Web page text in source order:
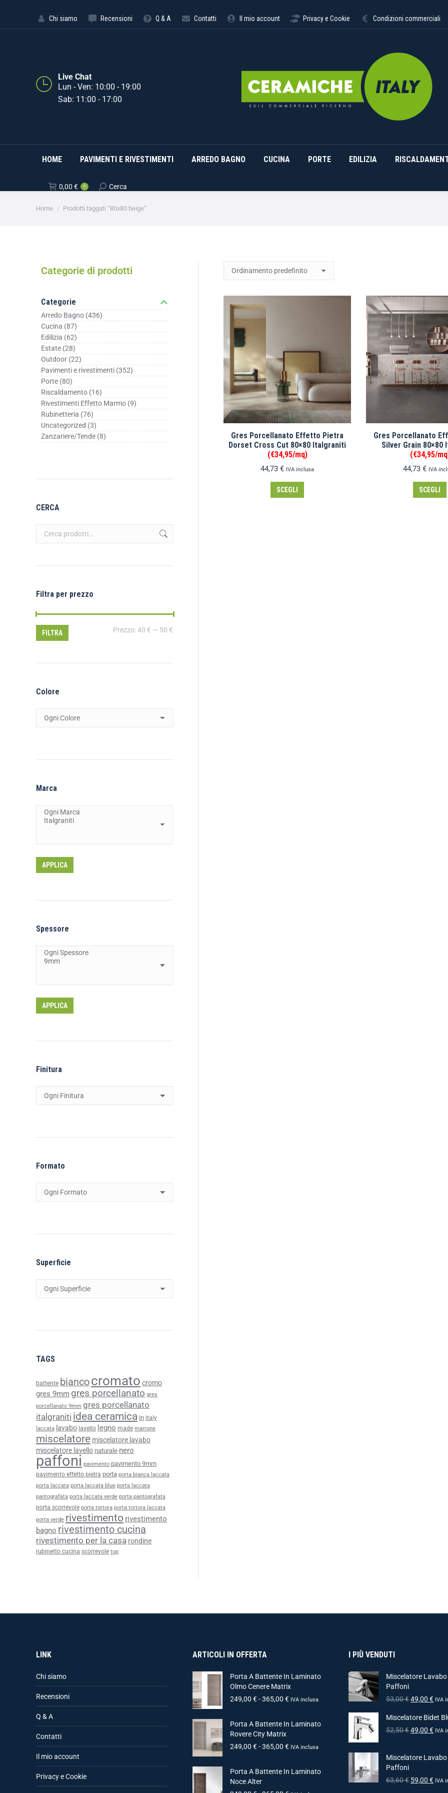
Chi siamo Recensioni Q & A Contatti Il mio account Privacy e Cookie Condizioni commerciali
Live Chat
Lun - Ven: 10:00 - 19:00
Sab: 11:00 - 17:00
HOME PAVIMENTI E RIVESTIMENTI ARREDO BAGNO CUCINA PORTE EDILIZIA
0,00 € 0 Cerca
Tu sei qui:
Home Prodotti taggati “80x80 beige”
Gres Porcellanato Effetto Pietra
Dorset Cross Cut 80×80 Italgraniti
(€34,95/mq)
44,73 € IVA inclusa
SCEGLI
Gres Porcellanato
Silver Grain 80×80
(€34,95/
44,73 € IVA
SCEGLI
Categorie di prodotti
Categorie
Arredo Bagno (436)
Cucina (87)
Edilizia (62)
Estate (28)
Outdoor (22)
Pavimenti e rivestimenti (352)
Porte (80)
Riscaldamento (16)
Rivestimenti Effetto Marmo (9)
Rubinetteria (76)
Uncategorized (3)
Zanzariere/Tende (8)
CERCA
Filtra per prezzo
FILTRA Prezzo:40 € — 50 €
Colore
Marca
APPLICA
Spessore
APPLICA
Finitura
Formato
Superficie
TAGS
battente biancocromato cromo
gres 9mm gres porcellanato gres
porcellanato 9mm gres porcellanato
italgraniti idea ceramica in italy
laccata lavabo lavello legno made marrone
miscelatore miscelatore lavabo
miscelatore lavello naturale nero
paffoni pavimento pavimento 9mm
pavimento effetto pietra porta porta bianca laccata
porta laccata porta laccata blue porta laccata
pantografata porta laccata verde porta pantografata
porta scorrevole porta tortora porta tortora laccata
porta verde rivestimento rivestimento
bagno rivestimento cucina
rivestimento per la casa rondine
rubinetto cucina scorrevole top
LINK
Chi siamo
Recensioni
Q & A
Contatti
Il mio account
Privacy e Cookie
ARTICOLI IN OFFERTA
Porta A Battente In Laminato
Olmo Cenere Matrix
249,00 € - 365,00 € IVA inclusa
Porta A Battente In Laminato
Rovere City Matrix
249,00 € - 365,00 € IVA inclusa
Porta A Battente In Laminato
Noce Alter
I PIÙ VENDUTI
Miscelatore Lavabo
Paffoni
53,00€49,00 € IVA
Miscelatore Bidet
52,50€49,00 € IVA
Miscelatore Lavabo
Paffoni
63,60€ 59,00 € IVA
HOME PAVIMENTI E RIVESTIMENTI ARREDO BAGNO CUCINA PORTE